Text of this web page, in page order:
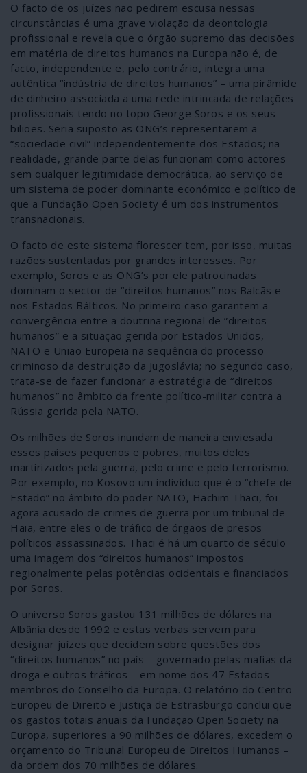
O facto de os juízes não pedirem escusa nessas
circunstâncias é uma grave violação da deontologia
profissional e revela que o órgão supremo das decisões
em matéria de direitos humanos na Europa não é, de
facto, independente e, pelo contrário, integra uma
autêntica “indústria de direitos humanos” – uma pirâmide
de dinheiro associada a uma rede intrincada de relações
profissionais tendo no topo George Soros e os seus
biliões. Seria suposto as ONG’s representarem a
“sociedade civil” independentemente dos Estados; na
realidade, grande parte delas funcionam como actores
sem qualquer legitimidade democrática, ao serviço de
um sistema de poder dominante económico e político de
que a Fundação Open Society é um dos instrumentos
transnacionais.
O facto de este sistema florescer tem, por isso, muitas
razões sustentadas por grandes interesses. Por
exemplo, Soros e as ONG’s por ele patrocinadas
dominam o sector de “direitos humanos” nos Balcãs e
nos Estados Bálticos. No primeiro caso garantem a
convergência entre a doutrina regional de ”direitos
humanos” e a situação gerida por Estados Unidos,
NATO e União Europeia na sequência do processo
criminoso da destruição da Jugoslávia; no segundo caso,
trata-se de fazer funcionar a estratégia de “direitos
humanos” no âmbito da frente político-militar contra a
Rússia gerida pela NATO.
Os milhões de Soros inundam de maneira enviesada
esses países pequenos e pobres, muitos deles
martirizados pela guerra, pelo crime e pelo terrorismo.
Por exemplo, no Kosovo um indivíduo que é o “chefe de
Estado” no âmbito do poder NATO, Hachim Thaci, foi
agora acusado de crimes de guerra por um tribunal de
Haia, entre eles o de tráfico de órgãos de presos
políticos assassinados. Thaci é há um quarto de século
uma imagem dos “direitos humanos” impostos
regionalmente pelas potências ocidentais e financiados
por Soros.
O universo Soros gastou 131 milhões de dólares na
Albânia desde 1992 e estas verbas servem para
designar juízes que decidem sobre questões dos
“direitos humanos” no país – governado pelas mafias da
droga e outros tráficos – em nome dos 47 Estados
membros do Conselho da Europa. O relatório do Centro
Europeu de Direito e Justiça de Estrasburgo conclui que
os gastos totais anuais da Fundação Open Society na
Europa, superiores a 90 milhões de dólares, excedem o
orçamento do Tribunal Europeu de Direitos Humanos –
da ordem dos 70 milhões de dólares.